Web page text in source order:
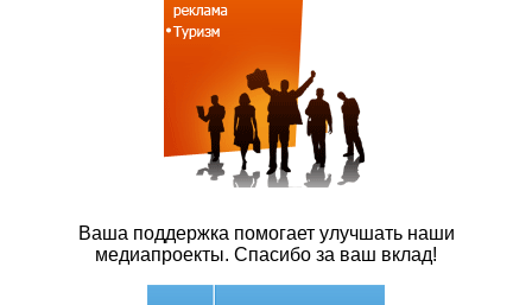
Ваша поддержка помогает улучшать наши
медиапроекты. Спасибо за ваш вклад!